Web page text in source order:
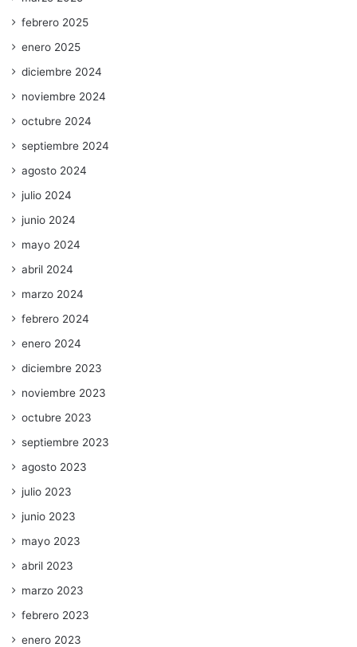
febrero 2025
enero 2025
diciembre 2024
noviembre 2024
octubre 2024
septiembre 2024
agosto 2024
julio 2024
junio 2024
mayo 2024
abril 2024
marzo 2024
febrero 2024
enero 2024
diciembre 2023
noviembre 2023
octubre 2023
septiembre 2023
agosto 2023
julio 2023
junio 2023
mayo 2023
abril 2023
marzo 2023
febrero 2023
enero 2023